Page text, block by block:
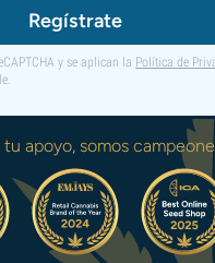
Regístrate
y se aplican la Política de
tu apoyo, somos